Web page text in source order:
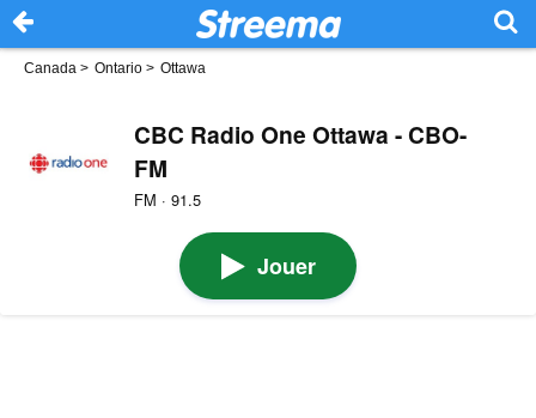
Canada > Ontario > Ottawa
CBC Radio One Ottawa - CBO-
FM
FM · 91.5
Jouer